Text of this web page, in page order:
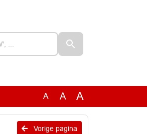
A A A
Vorige pagina